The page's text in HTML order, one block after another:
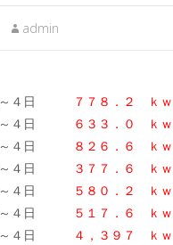
admin
４日
７７８．２ ｋｗ
～４日
６３３．０ ｋｗ
４日
８２６．６
ｋｗ
４日
３７７．６ ｋｗ
４日
５８０．２
ｋｗ
４日
５１７．６ ｋｗ
～４日
４，３９７ ｋｗ